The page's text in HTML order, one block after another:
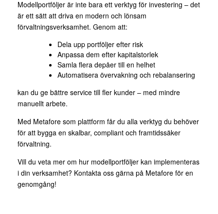
Modellportföljer är inte bara ett verktyg för investering – det
är ett sätt att driva en modern och lönsam
förvaltningsverksamhet. Genom att:
Dela upp portföljer efter risk
Anpassa dem efter kapitalstorlek
Samla flera depåer till en helhet
Automatisera övervakning och rebalansering
kan du ge bättre service till fler kunder – med mindre
manuellt arbete.
Med Metafore som plattform får du alla verktyg du behöver
för att bygga en skalbar, compliant och framtidssäker
förvaltning.
Vill du veta mer om hur modellportföljer kan implementeras
i din verksamhet? Kontakta oss gärna på Metafore för en
genomgång!